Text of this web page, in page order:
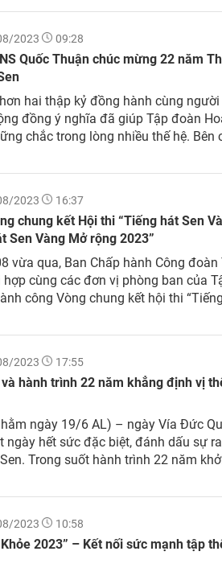
2023 09:28
Quốc Thuận chúc mừng 22 năm
hai thập kỷ đồng hành cùng người
đồng ý nghĩa đã giúp Tập đoàn
chắc trong lòng nhiều thế hệ. Bên
2023 16:37
chung kết Hội thi “Tiếng hát Sen
Sen Vàng Mở rộng 2023”
vừa qua, Ban Chấp hành Công đoàn
cùng các đơn vị phòng ban của
công Vòng chung kết hội thi
tế...
2023 17:55
hành trình 22 năm khẳng định vị
ngày 19/6 AL) – ngày Vía Đức
ngày hết sức đặc biệt, đánh dấu sự
Trong suốt hành trình 22 năm
2023 10:58
2023” – Kết nối sức mạnh tập